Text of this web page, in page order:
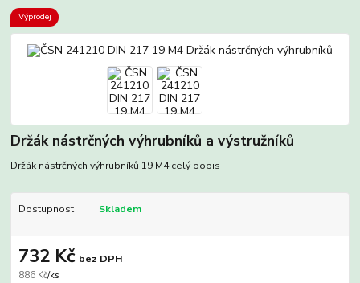
Výprodej
Držák nástrčných výhrubníků a výstružníků
Držák nástrčných výhrubníků 19 M4celý popis
Dostupnost Skladem
886 Kč/ks
732 Kč bez DPH